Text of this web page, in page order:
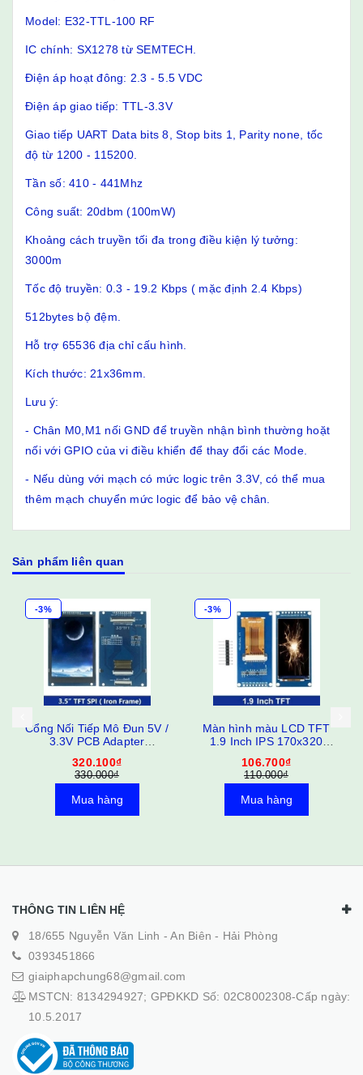
Model: E32-TTL-100 RF
IC chính: SX1278 từ SEMTECH.
Điện áp hoạt đông: 2.3 - 5.5 VDC
Điện áp giao tiếp: TTL-3.3V
Giao tiếp UART Data bits 8, Stop bits 1, Parity none, tốc
độ từ 1200 - 115200.
Tần số: 410 - 441Mhz
Công suất: 20dbm (100mW)
Khoảng cách truyền tối đa trong điều kiện lý tưởng:
3000m
Tốc độ truyền: 0.3 - 19.2 Kbps ( mặc định 2.4 Kbps)
512bytes bộ đệm.
Hỗ trợ 65536 địa chỉ cấu hình.
Kích thước: 21x36mm.
Lưu ý:
- Chân M0,M1 nối GND để truyền nhận bình thường hoặt
nối với GPIO của vi điều khiển để thay đổi các Mode.
- Nếu dùng với mạch có mức logic trên 3.3V, có thể mua
thêm mạch chuyển mức logic để bảo vệ chân.
Sản phẩm liên quan
-3%
Cổng Nối Tiếp Mô Đun 5V /
3.3V PCB Adapter
Hình LCD 3.5 Inch
240x320 320x480 SPI TFT
320.100₫
330.000₫
Mua hàng
-3%
Màn hình màu LCD TFT
1.9 Inch IPS 170x320
106.700₫
110.000₫
Mua hàng
THÔNG TIN LIÊN HỆ
18/655 Nguyễn Văn Linh - An Biên - Hải Phòng
0393451866
giaiphapchung68@gmail.com
MSTCN: 8134294927; GPĐKKD Số: 02C8002308-Cấp ngày:
10.5.2017